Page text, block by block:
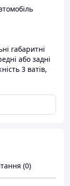
габаритні
або задні
3 ватів,
і якщо
(0)